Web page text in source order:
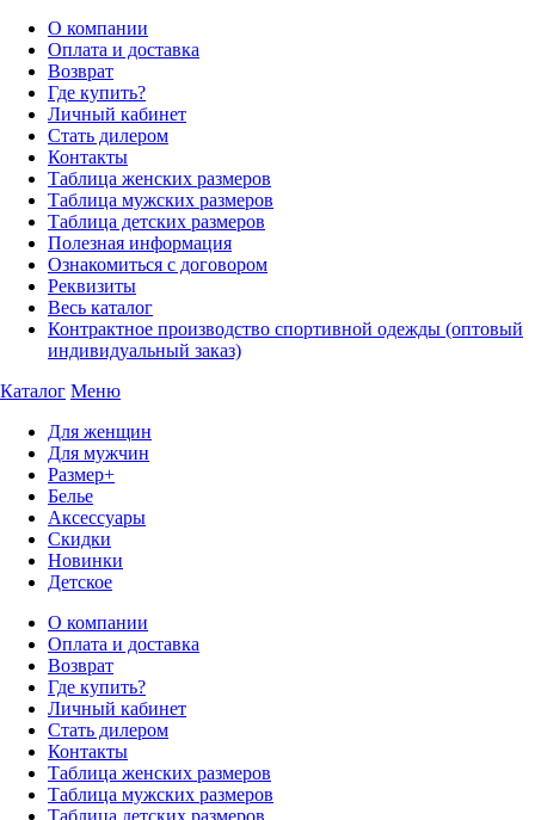
О компании
Оплата и доставка
Возврат
Где купить?
Личный кабинет
Стать дилером
Контакты
Таблица женских размеров
Таблица мужских размеров
Таблица детских размеров
Полезная информация
Ознакомиться с договором
Реквизиты
Весь каталог
Контрактное производство спортивной одежды (оптовый
индивидуальный заказ)
Каталог Меню
Для женщин
Для мужчин
Размер+
Белье
Аксессуары
Скидки
Новинки
Детское
О компании
Оплата и доставка
Возврат
Где купить?
Личный кабинет
Стать дилером
Контакты
Таблица женских размеров
Таблица мужских размеров